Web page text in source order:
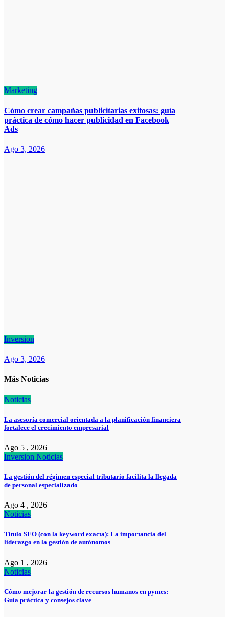
Marketing
Cómo crear campañas publicitarias exitosas: guía
práctica de cómo hacer publicidad en Facebook
Ads
Ago 3, 2026
Inversion
Ago 3, 2026
Más Noticias
Noticias
La asesoría comercial orientada a la planificación financiera
fortalece el crecimiento empresarial
Ago 5 , 2026
Inversion Noticias
La gestión del régimen especial tributario facilita la llegada
de personal especializado
Ago 4 , 2026
Noticias
Título SEO (con la keyword exacta): La importancia del
liderazgo en la gestión de autónomos
Ago 1 , 2026
Noticias
Cómo mejorar la gestión de recursos humanos en pymes:
Guía práctica y consejos clave